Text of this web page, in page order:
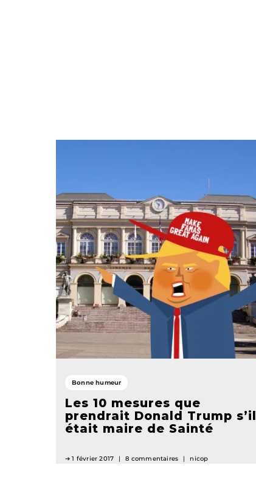
Bonne humeur
Les 10 mesures que
prendrait Donald Trump s’il
était maire de Sainté
1 février 2017 8 commentaires nicop